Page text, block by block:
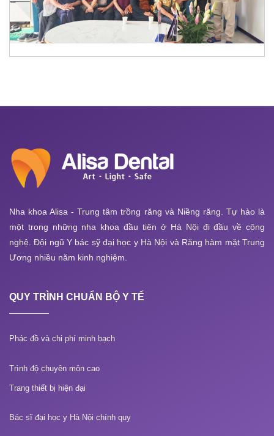
Nha khoa Alisa - Trung tâm trồng răng và Niềng răng. Tự hào là
một trong những nha khoa đầu tiên ở Hà Nội đi đầu về công
nghệ. Đội ngũ Y bác sỹ đại học y Hà Nội và Răng hàm mặt Trung
Ương nhiều năm kinh nghiệm.
QUY TRÌNH CHUẨN BỘ Y TẾ
Phác đồ và chi phí minh bạch
Trình độ chuyên môn cao
Trang thiết bị hiện đại
Bác sĩ đại học y Hà Nội chính quy